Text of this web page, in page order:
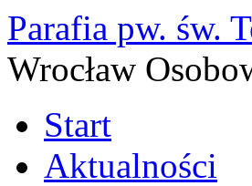
Parafia pw. św.
Wrocław
Start
Aktualności